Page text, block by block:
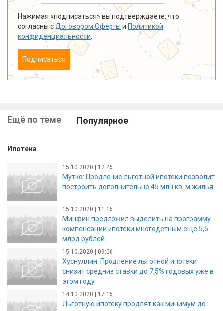
Нажимая «подписаться» вы подтверждаете, что
согласны сДоговором Оферты и Политикой
конфиденциальности
Подписаться
Ещё по теме Популярное
Ипотека
15.10.2020 | 12:45
Мутко: Продление льготной ипотеки позволит
построить дополнительно 45 млн кв. м жилья
15.10.2020 | 11:15
Минфин предложил выделить на программу
компенсации ипотеки многодетным еще 5,5
млрд рублей
15.10.2020 | 09:00
Хуснуллин: Продление льготной ипотеки
снизит средние ставки до 7,5% годовых уже в
этом году
14.10.2020 | 17:15
Льготную ипотеку продлят как минимум до